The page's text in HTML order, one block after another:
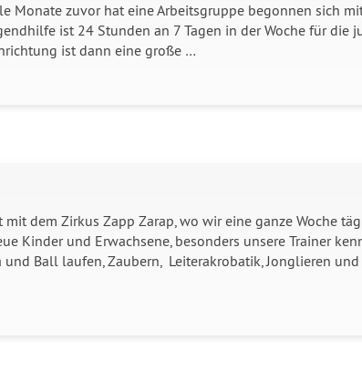
Monate zuvor hat eine Arbeitsgruppe begonnen sich
ist 24 Stunden an 7 Tagen in der Woche für die
ist dann eine große …
dem Zirkus Zapp Zarap, wo wir eine ganze Woche
Kinder und Erwachsene, besonders unsere Trainer
und Ball laufen, Zaubern, Leiterakrobatik, Jonglieren und